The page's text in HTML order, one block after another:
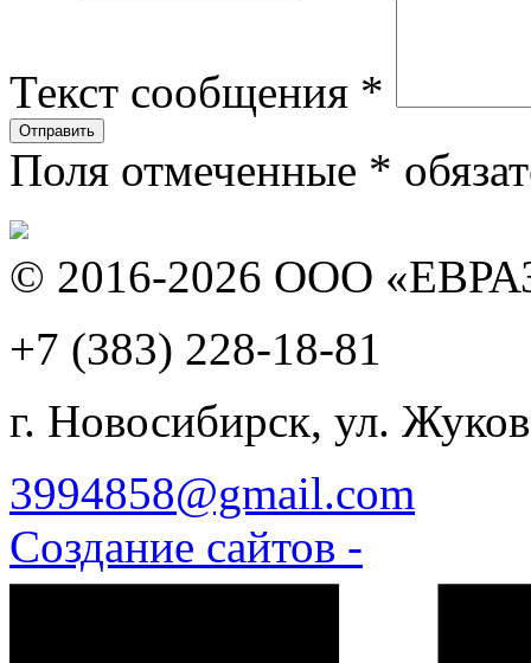
Текст сообщения *
Поля отмеченные *
© 2016-2026 ООО
+7 (383) 228-18-81
г. Новосибирск, ул.
3994858@gmail.com
Создание сайтов -